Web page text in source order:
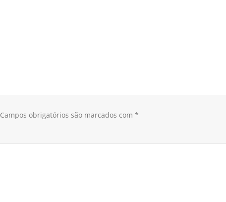
Campos obrigatórios são marcados com *